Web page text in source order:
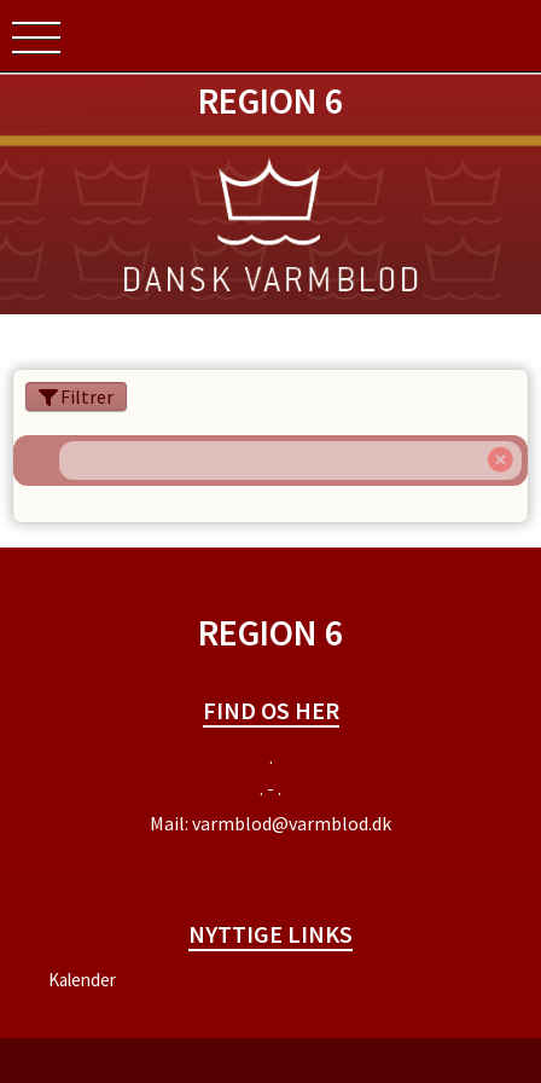
REGION 6
Filtrer
REGION 6
FIND OS HER
.
. - .
Mail: varmblod@varmblod.dk
NYTTIGE LINKS
Kalender